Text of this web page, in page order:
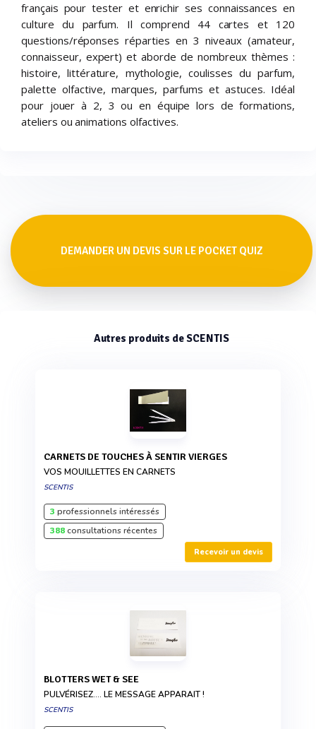
français pour tester et enrichir ses connaissances en
culture du parfum. Il comprend 44 cartes et 120
questions/réponses réparties en 3 niveaux (amateur,
connaisseur, expert) et aborde de nombreux thèmes :
histoire, littérature, mythologie, coulisses du parfum,
palette olfactive, marques, parfums et astuces. Idéal
pour jouer à 2, 3 ou en équipe lors de formations,
ateliers ou animations olfactives.
DEMANDER UN DEVIS SUR LE POCKET QUIZ
Autres produits de SCENTIS
CARNETS DE TOUCHES À SENTIR VIERGES
VOS MOUILLETTES EN CARNETS
SCENTIS
3 professionnels intéressés
388consultations récentes
Recevoir un devis
BLOTTERS WET & SEE
PULVÉRISEZ.... LE MESSAGE APPARAIT !
SCENTIS